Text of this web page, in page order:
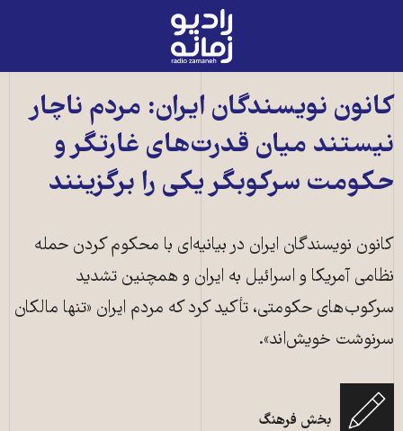
رادیو
زمانه
به
صفحه
اصلی
کانون نویسندگان ایران: مردم ناچار
نیستند میان قدرت‌های غارتگر و
حکومت سرکوبگر یکی را برگزینند
کانون نویسندگان ایران در بیانیه‌ای با محکوم کردن حمله
نظامی آمریکا و اسرائیل به ایران و همچنین تشدید
سرکوب‌های حکومتی، تأکید کرد که مردم ایران «تنها مالکان
سرنوشت خویش‌اند».
بخش فرهنگ